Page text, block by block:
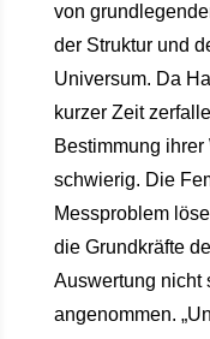
von
der Struktur und
Universum. Da
kurzer Zeit
Bestimmung
schwierig. Die
Messproblem
die Grundkräfte
Auswertung nicht
angenommen.